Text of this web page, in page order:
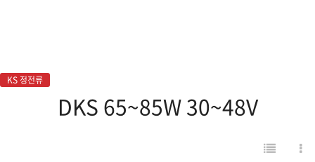
KS 정전류
DKS 65~85W 30~48V